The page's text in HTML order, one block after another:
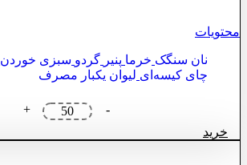
محتویات
نان سنگک خرما پنیر گردو سبزی خوردن
چای کیسه‌ای لیوان یکبار مصرف
-
پک
افطار
+
خرید